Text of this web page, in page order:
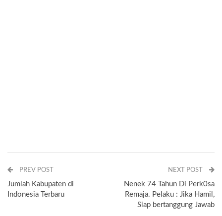
PREV POST
Jumlah Kabupaten di
Indonesia Terbaru
NEXT POST
Nenek 74 Tahun Di Perk0sa
Remaja. Pelaku : Jika Hamil,
Siap bertanggung Jawab